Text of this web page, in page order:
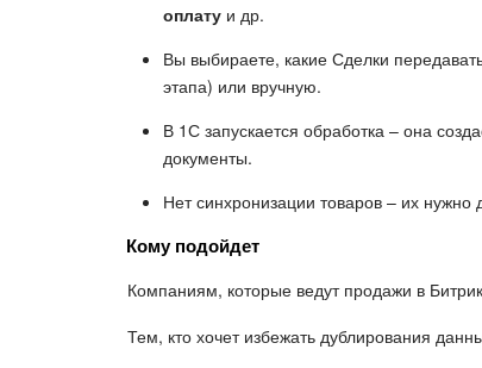
оплату и др.
Вы выбираете, какие Сделки
этапа) или вручную.
В 1С запускается обработка – она
документы.
Нет синхронизации товаров – их нужно
Кому подойдет
Компаниям, которые ведут продажи в
Тем, кто хочет избежать дублирования